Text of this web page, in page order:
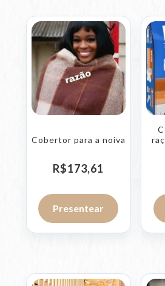
Cobertor para a noiva
R$173,61
Presentear